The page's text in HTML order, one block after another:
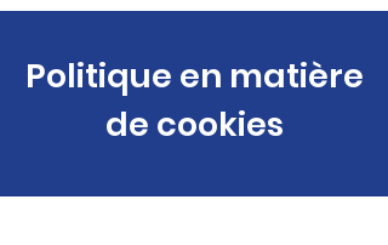
Politique en matière
de cookies